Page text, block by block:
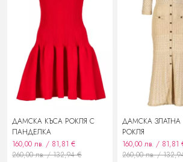
замяна на стоката с нова
подмяна със сходен продукт
възстановяване на заплатената сума
ДАМСКА КЪСА РОКЛЯ С
ПАНДЕЛКА
160,00 лв. / 81,81 €
260,00 лв. / 132,94 €
ДАМСКА ЗЛАТНА
РОКЛЯ
160,00 лв. / 81,81
260,00 лв. /